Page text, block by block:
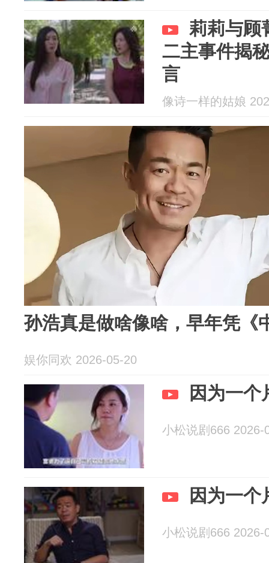
莉莉与顾
二主事件揭
言
像诗一样的姑娘
孙浩真是做啥像啥，早年凭《
娱你同欢 2026-05-20
因为一个
小松说剧666 2026-
因为一个
小松说剧666 2026-